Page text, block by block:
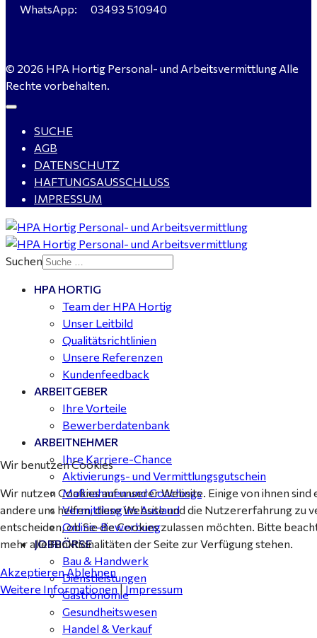
Rohrleitungsbau - Tagschicht - Leuna ab 20 €
Kalkulator (m/w/d) mit technischen Erfahrungen
gesucht für Halle (Saale) - ab 4.000 €
25
Mitarbeiter Wohnungssanierung / Maler (m/w/d)
Dessau-Roßlau - ab 18,00 €
WhatsApp:
03493 510940
© 2026 HPA Hortig Personal- und Arbeitsvermittlung Alle
Rechte vorbehalten.
SUCHE
AGB
DATENSCHUTZ
HAFTUNGSAUSSCHLUSS
IMPRESSUM
Suchen
HPA HORTIG
Team der HPA Hortig
Unser Leitbild
Qualitätsrichtlinien
Unsere Referenzen
Kundenfeedback
ARBEITGEBER
Ihre Vorteile
Bewerberdatenbank
ARBEITNEHMER
Ihre Karriere-Chance
Aktivierungs- und Vermittlungsgutschein
Maßnahmen und Coachings
Vermittlung ins Ausland
Online-Bewerbung
JOBBÖRSE
Bau & Handwerk
Dienstleistungen
Gastronomie
Gesundheitswesen
Handel & Verkauf
Wir benutzen Cookies
Wir nutzen Cookies auf unserer Website. Einige von ihnen
andere uns helfen, diese Website und die Nutzererfahrung zu
entscheiden, ob Sie die Cookies zulassen möchten. Bitte
mehr alle Funktionalitäten der Seite zur Verfügung stehen.
AkzeptierenAblehnen
Weitere Informationen | Impressum